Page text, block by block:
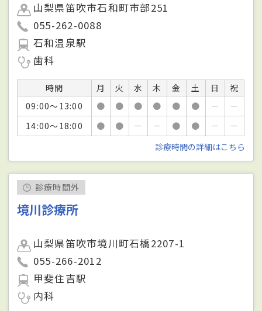
山梨県笛吹市石和町市部251
055-262-0088
石和温泉駅
歯科
時間 月 火 水 木 金 土 日
祝
09:00～13:00
● ● ● ● ● ● －
－
14:00～18:00
● ● － － ● ● －
－
診療時間の詳細はこちら
診療時間外
境川診療所
山梨県笛吹市境川町石橋2207-1
055-266-2012
甲斐住吉駅
内科